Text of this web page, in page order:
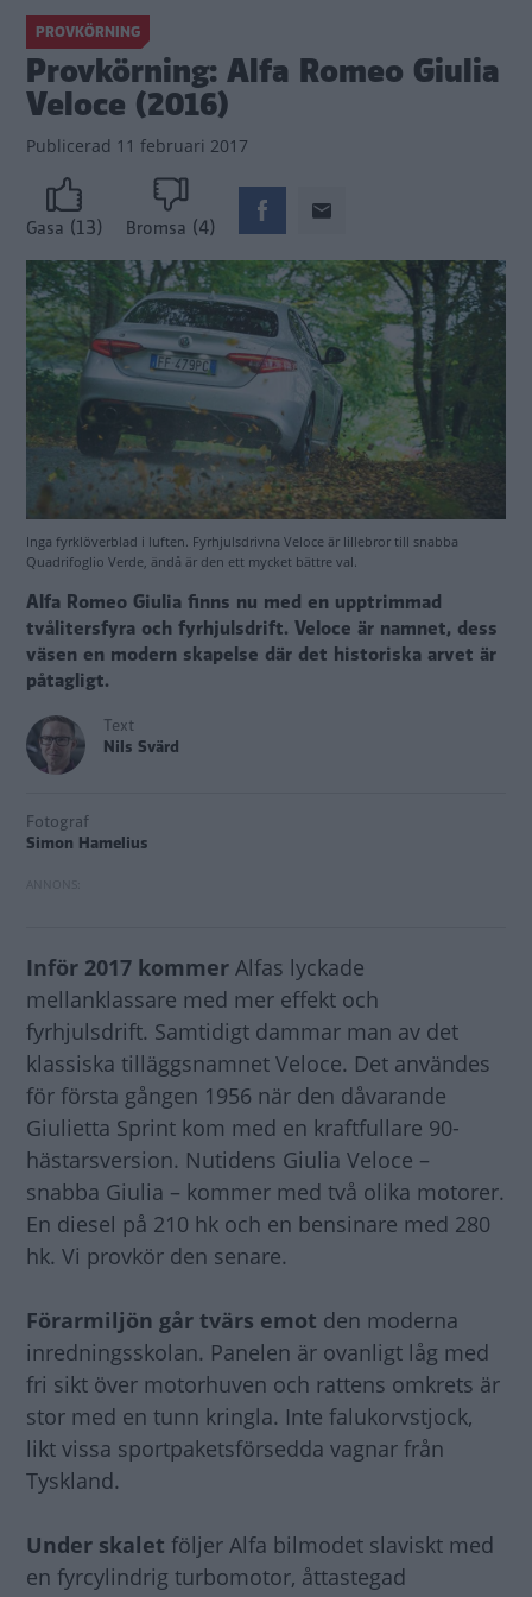
PROVKÖRNING
Provkörning: Alfa Romeo Giulia
Veloce (2016)
Publicerad 11 februari 2017
Gasa (13) Bromsa (4)
Inga fyrklöverblad i luften. Fyrhjulsdrivna Veloce är lillebror till snabba
Quadrifoglio Verde, ändå är den ett mycket bättre val.
Alfa Romeo Giulia finns nu med en upptrimmad
tvålitersfyra och fyrhjulsdrift. Veloce är namnet, dess
väsen en modern skapelse där det historiska arvet är
påtagligt.
Text
Nils Svärd
Fotograf
Simon Hamelius
Inför 2017 kommer Alfas lyckade
mellanklassare med mer effekt och
fyrhjulsdrift. Samtidigt dammar man av det
klassiska tilläggsnamnet Veloce. Det användes
för första gången 1956 när den dåvarande
Giulietta Sprint kom med en kraftfullare 90-
hästarsversion. Nutidens Giulia Veloce –
snabba Giulia – kommer med två olika motorer.
En diesel på 210 hk och en bensinare med 280
hk. Vi provkör den senare.
Förarmiljön går tvärs emot den moderna
inredningsskolan. Panelen är ovanligt låg med
fri sikt över motorhuven och rattens omkrets är
stor med en tunn kringla. Inte falukorvstjock,
likt vissa sportpaketsförsedda vagnar från
Tyskland.
Under skalet följer Alfa bilmodet slaviskt med
en fyrcylindrig turbomotor, åttastegad